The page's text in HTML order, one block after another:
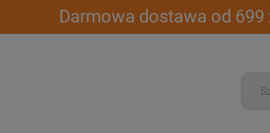
Darmowa dostawa od 699